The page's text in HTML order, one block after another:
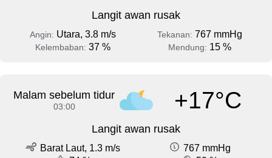
Langit awan rusak
Angin: Utara, 3.8 m/s Tekanan: 767 mmHg
Kelembaban: 37 % Mendung: 15 %
Malam sebelum tidur
03:00 +17°C
Langit awan rusak
Barat Laut, 1.3 m/s
767 mmHg